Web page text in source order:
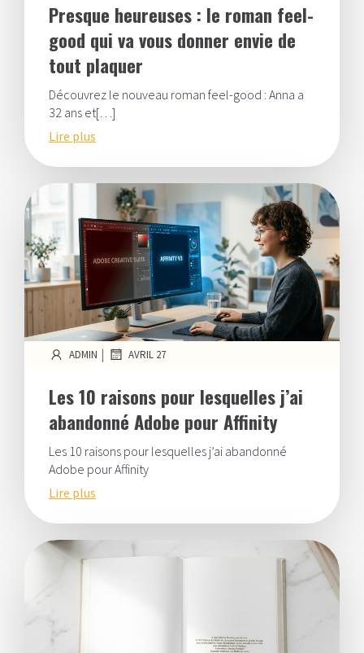
Presque heureuses : le roman feel-
good qui va vous donner envie de
tout plaquer
Découvrez le nouveau roman feel-good : Anna a
32 ans et[…]
Lire plus
ADMIN | AVRIL 27
Les 10 raisons pour lesquelles j’ai
abandonné Adobe pour Affinity
Les 10 raisons pour lesquelles j’ai abandonné
Adobe pour Affinity
Lire plus